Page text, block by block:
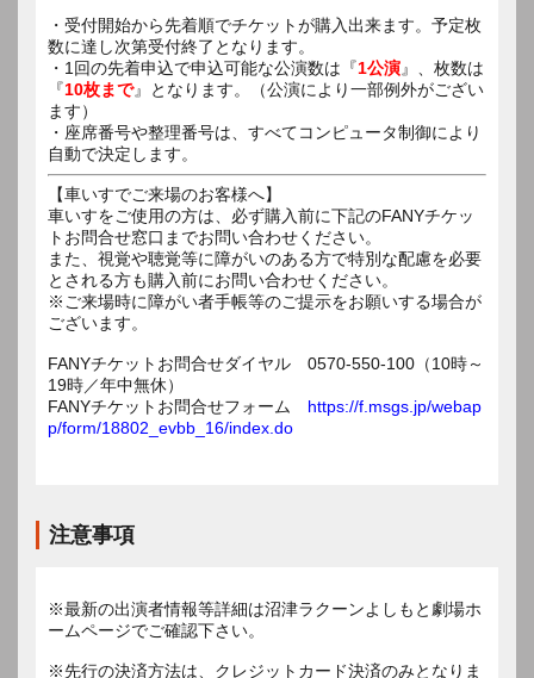
・受付開始から先着順でチケットが購入出来ます。予定枚
数に達し次第受付終了となります。
・1回の先着申込で申込可能な公演数は『1公演』、枚数は
『10枚まで』となります。（公演により一部例外がござい
ます）
・座席番号や整理番号は、すべてコンピュータ制御により
自動で決定します。
【車いすでご来場のお客様へ】
車いすをご使用の方は、必ず購入前に下記のFANYチケッ
トお問合せ窓口までお問い合わせください。
また、視覚や聴覚等に障がいのある方で特別な配慮を必要
とされる方も購入前にお問い合わせください。
※ご来場時に障がい者手帳等のご提示をお願いする場合が
ございます。
FANYチケットお問合せダイヤル 0570-550-100（10時～
19時／年中無休）
FANYチケットお問合せフォーム https://f.msgs.jp/webap
p/form/18802_evbb_16/index.do
注意事項
※最新の出演者情報等詳細は沼津ラクーンよしもと劇場ホ
ームページでご確認下さい。
※先行の決済方法は、クレジットカード決済のみとなりま